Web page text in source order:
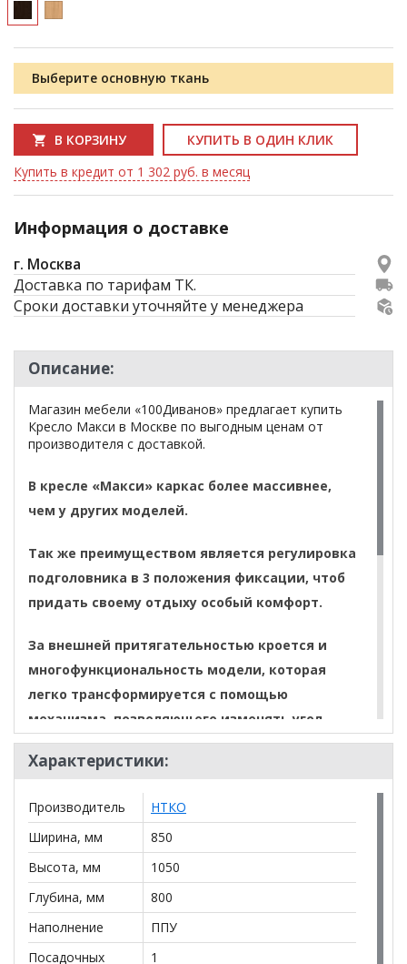
Выберите основную ткань
В КОРЗИНУ
КУПИТЬ В ОДИН КЛИК
Купить в кредит от 1 302 руб. в месяц
Информация о доставке
г. Москва
Доставка по тарифам ТК.
Сроки доставки уточняйте у менеджера
Описание:
Магазин мебели «100Диванов» предлагает купить
Кресло Макси в Москве по выгодным ценам от
производителя с доставкой.
В кресле «Макси» каркас более массивнее,
чем у других моделей.
Так же преимуществом является регулировка
подголовника в 3 положения фиксации, чтоб
придать своему отдыху особый комфорт.
За внешней притягательностью кроется и
многофункциональность модели, которая
легко трансформируется с помощью
механизма, позволяющего изменять угол
наклона спинки в 3 положения.
перфорированным поролоном обеспечивают
надежную поддержку и максимальный
комфорт. Кресло имеет съёмные чехлы.
*Дополнительную информацию о том, как купить
Кресло Макси
уточняйте у нашего менеджера по
телефону+79292022735.
Характеристики:
Производитель
НТКО
Ширина, мм
850
Высота, мм
1050
Глубина, мм
800
Наполнение
ППУ
Посадочных
1